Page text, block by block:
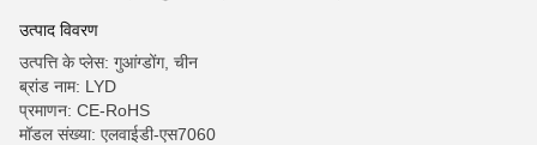
उत्पाद विवरण
उत्पत्ति के प्लेस: गुआंग्डोंग, चीन
ब्रांड नाम: LYD
प्रमाणन: CE-RoHS
मॉडल संख्या: एलवाईडी-एस7060